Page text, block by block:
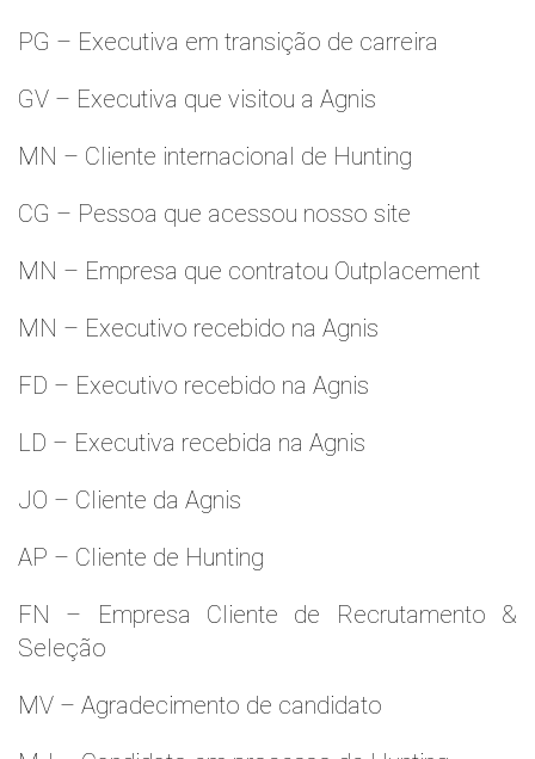
PG – Executiva em transição de carreira
GV – Executiva que visitou a Agnis
MN – Cliente internacional de Hunting
CG – Pessoa que acessou nosso site
MN – Empresa que contratou Outplacement
MN – Executivo recebido na Agnis
FD – Executivo recebido na Agnis
LD – Executiva recebida na Agnis
JO – Cliente da Agnis
AP – Cliente de Hunting
FN – Empresa Cliente de Recrutamento &
Seleção
MV – Agradecimento de candidato